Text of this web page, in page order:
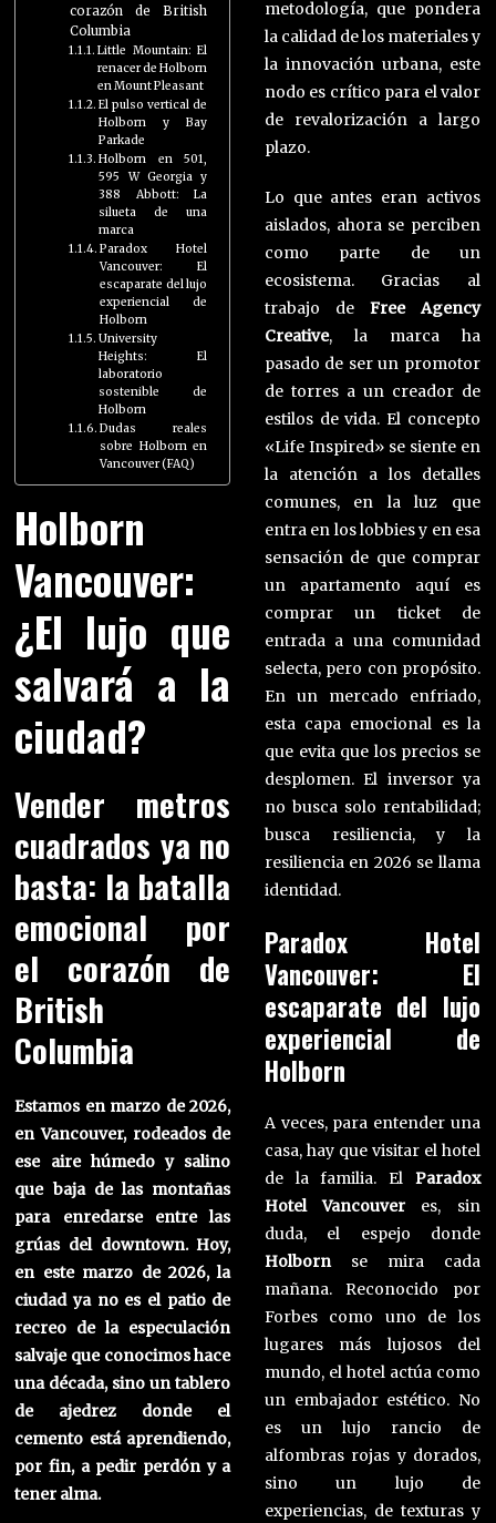
corazón de British
Columbia
Little Mountain: El
renacer de Holborn
en Mount Pleasant
El pulso vertical de
Holborn y Bay
Parkade
Holborn en 501,
595 W Georgia y
388 Abbott: La
silueta de una
marca
Paradox Hotel
Vancouver: El
escaparate del lujo
experiencial de
Holborn
University
Heights: El
laboratorio
sostenible de
Holborn
Dudas reales
sobre Holborn en
Vancouver (FAQ)
Holborn
Vancouver:
¿El lujo que
salvará a la
ciudad?
Vender metros
cuadrados ya no
basta: la batalla
emocional por
el corazón de
British
Columbia
Estamos en marzo de 2026,
en Vancouver, rodeados de
ese aire húmedo y salino
que baja de las montañas
para enredarse entre las
grúas del downtown. Hoy,
en este marzo de 2026, la
ciudad ya no es el patio de
recreo de la especulación
salvaje que conocimos hace
una década, sino un tablero
de ajedrez donde el
cemento está aprendiendo,
por fin, a pedir perdón y a
tener alma.
metodología, que pondera
la calidad de los materiales y
la innovación urbana, este
nodo es crítico para el valor
de revalorización a largo
plazo.
Lo que antes eran activos
aislados, ahora se perciben
como parte de un
ecosistema. Gracias al
trabajo de Free Agency
Creative, la marca ha
pasado de ser un promotor
de torres a un creador de
estilos de vida. El concepto
«Life Inspired» se siente en
la atención a los detalles
comunes, en la luz que
entra en los lobbies y en esa
sensación de que comprar
un apartamento aquí es
comprar un ticket de
entrada a una comunidad
selecta, pero con propósito.
En un mercado enfriado,
esta capa emocional es la
que evita que los precios se
desplomen. El inversor ya
no busca solo rentabilidad;
busca resiliencia, y la
resiliencia en 2026 se llama
identidad.
Paradox Hotel
Vancouver: El
escaparate del lujo
experiencial de
Holborn
A veces, para entender una
casa, hay que visitar el hotel
de la familia. El Paradox
Hotel Vancouveres, sin
duda, el espejo donde
Holbornse mira cada
mañana. Reconocido por
Forbes como uno de los
lugares más lujosos del
mundo, el hotel actúa como
un embajador estético. No
es un lujo rancio de
alfombras rojas y dorados,
sino un lujo de
experiencias, de texturas y